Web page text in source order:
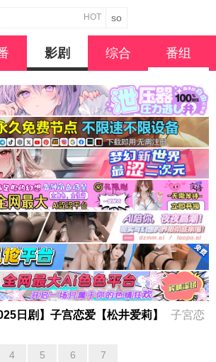
HOT
影剧 综合 番组
日剧】子宫恋爱【松井爱莉】
子宮恋
4 5 6 7